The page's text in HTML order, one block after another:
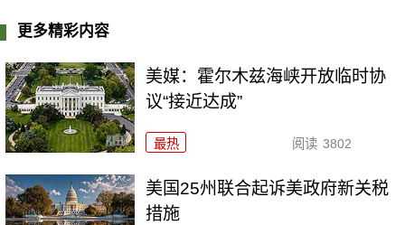
更多精彩内容
美媒：霍尔木兹海峡开放临时协
议“接近达成”
最热 阅读 3802
美国25州联合起诉美政府新关税
措施